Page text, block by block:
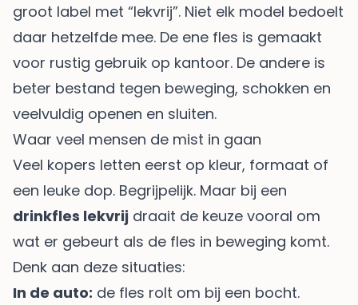
groot label met “lekvrij”. Niet elk model bedoelt
daar hetzelfde mee. De ene fles is gemaakt
voor rustig gebruik op kantoor. De andere is
beter bestand tegen beweging, schokken en
veelvuldig openen en sluiten.
Waar veel mensen de mist in gaan
Veel kopers letten eerst op kleur, formaat of
een leuke dop. Begrijpelijk. Maar bij een
drinkfles lekvrij draait de keuze vooral om
wat er gebeurt als de fles in beweging komt.
Denk aan deze situaties:
In de auto: de fles rolt om bij een bocht.